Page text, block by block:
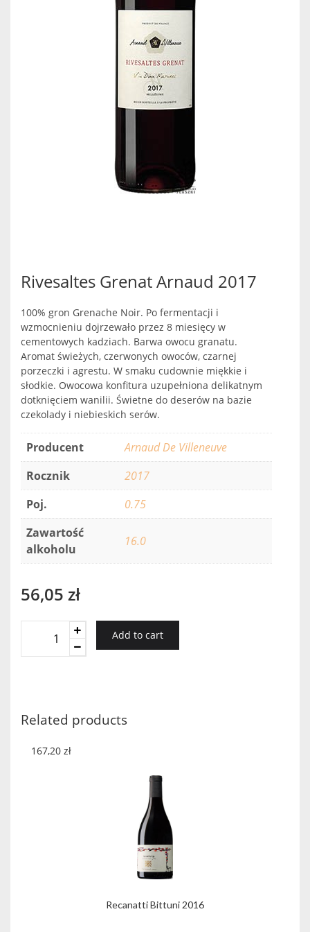
Rivesaltes Grenat Arnaud 2017
100% gron Grenache Noir. Po fermentacji i
wzmocnieniu dojrzewało przez 8 miesięcy w
cementowych kadziach. Barwa owocu granatu.
Aromat świeżych, czerwonych owoców, czarnej
porzeczki i agrestu. W smaku cudownie miękkie i
słodkie. Owocowa konfitura uzupełniona delikatnym
dotknięciem wanilii. Świetne do deserów na bazie
czekolady i niebieskich serów.
Producent
Arnaud De Villeneuve
Rocznik
2017
Poj.
0.75
Zawartość
alkoholu
16.0
56,05 zł
Grenat
Add to cart
Related products
Recanatti Bittuni 2016
167,20 zł